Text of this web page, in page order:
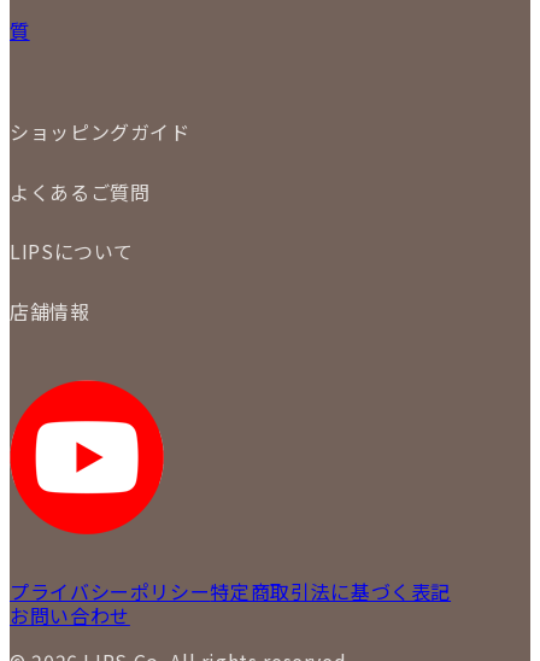
小物
ジュエリー
店頭買取
LINE査定
買取実績
質
ショッピングガイド
商品について
お支払いについて
保証について
よくあるご質問
商品について
質について
返品について
LIPSについて
各事業部の紹介
STAFF BLOG
SNS
店舗情報
LIPS 新宿店
LIPS 札幌パルコ店
LIPS 札幌白石店
LIPS 通信販売事業部
プライバシーポリシー特定商取引法に基づく表記
お問い合わせ